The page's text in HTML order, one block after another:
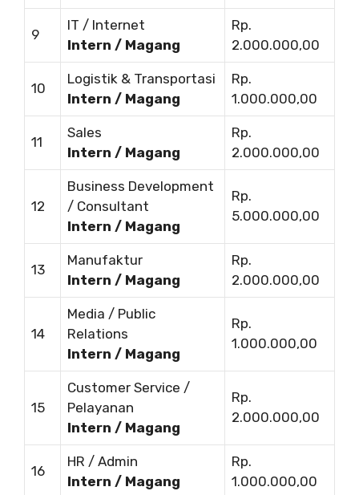
9
IT / Internet
Intern / Magang
Rp.
2.000.000,00
10
Logistik & Transportasi
Intern / Magang
Rp.
1.000.000,00
11
Sales
Intern / Magang
Rp.
2.000.000,00
12
Business Development
/ Consultant
Intern / Magang
Rp.
5.000.000,00
13
Manufaktur
Intern / Magang
Rp.
2.000.000,00
14
Media / Public
Relations
Intern / Magang
Rp.
1.000.000,00
15
Customer Service /
Pelayanan
Intern / Magang
Rp.
2.000.000,00
16
HR / Admin
Intern / Magang
Rp.
1.000.000,00